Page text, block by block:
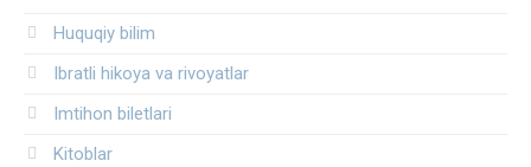
Huquqiy bilim
Ibratli hikoya va rivoyatlar
Imtihon biletlari
Kitoblar